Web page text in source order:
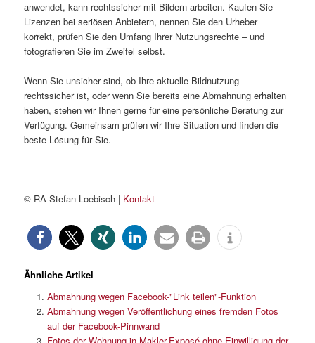
anwendet, kann rechtssicher mit Bildern arbeiten. Kaufen Sie
Lizenzen bei seriösen Anbietern, nennen Sie den Urheber
korrekt, prüfen Sie den Umfang Ihrer Nutzungsrechte – und
fotografieren Sie im Zweifel selbst.
Wenn Sie unsicher sind, ob Ihre aktuelle Bildnutzung
rechtssicher ist, oder wenn Sie bereits eine Abmahnung erhalten
haben, stehen wir Ihnen gerne für eine persönliche Beratung zur
Verfügung. Gemeinsam prüfen wir Ihre Situation und finden die
beste Lösung für Sie.
© RA Stefan Loebisch | Kontakt
Ähnliche Artikel
Abmahnung wegen Facebook-"Link teilen"-Funktion
Abmahnung wegen Veröffentlichung eines fremden Fotos
auf der Facebook-Pinnwand